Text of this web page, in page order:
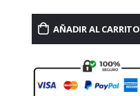
AÑADIR AL CARRITO